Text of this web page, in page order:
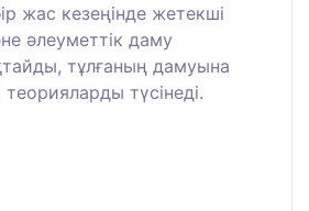
жас кезеңінде жетекші
әлеуметтік даму
тұлғаның дамуына
түсінеді.